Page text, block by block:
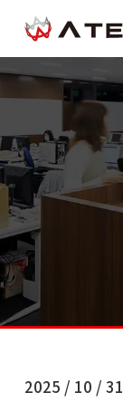
2025 / 10 / 31